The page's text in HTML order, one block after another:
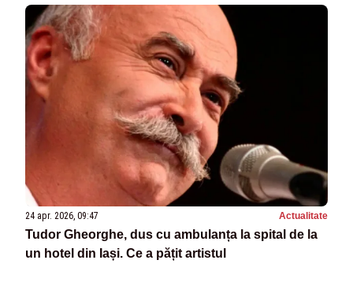
24 apr. 2026, 09:47 Actualitate
Tudor Gheorghe, dus cu ambulanța la spital de la
un hotel din Iași. Ce a pățit artistul